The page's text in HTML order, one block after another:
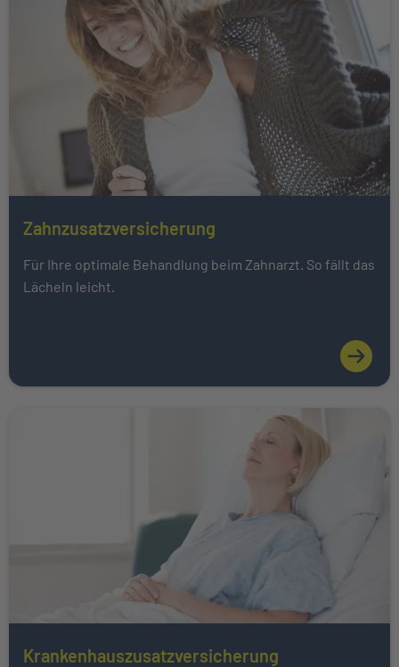
Zahnzusatzversicherung
Für Ihre optimale Behandlung beim Zahnarzt. So fällt das
Lächeln leicht.
Mehr über Das könnte Sie auch interessieren erfahren
Weiter zu Krankenhauszusatzversicherung
Krankenhauszusatzversicherung
Mehr über Das könnte Sie auch interessieren erfahren